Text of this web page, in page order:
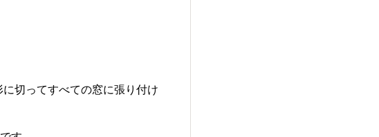
切ってすべての窓に張り付け